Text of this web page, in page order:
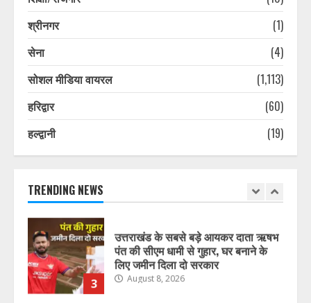
श्रीनगर
(1)
सेना
(4)
सोशल मीडिया वायरल
(1,113)
हरिद्वार
(60)
हल्द्वानी
(19)
TRENDING NEWS
7
भारत में अब होम एप्लायंसेज भी बेचेगी
Xiaomi, लॉन्च किया नया Mijia सब-ब्रांड
August 8, 2026
2
मिलावटखोरों पर कसेगा शिकंजा, ये आदेश
3
उत्तराखंड के सबसे बड़े आयकर दाता ऋषभ
पंत की सीएम धामी से गुहार, घर बनाने के
लिए जमीन दिला दो सरकार
August 8, 2026